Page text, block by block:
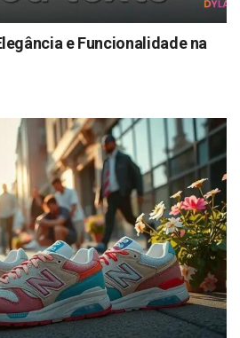
e Funcionalidade na